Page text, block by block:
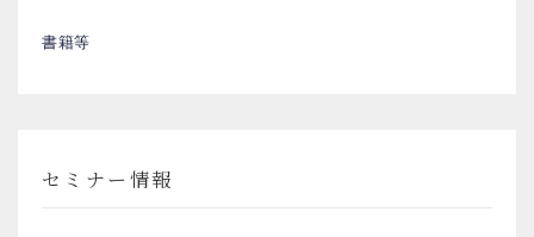
書籍等
セミナー情報